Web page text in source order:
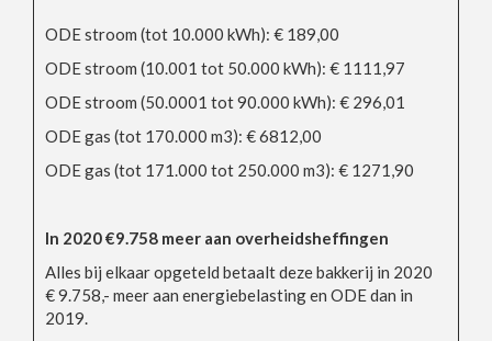
ODE stroom (tot 10.000 kWh): € 189,00
ODE stroom (10.001 tot 50.000 kWh): € 1111,97
ODE stroom (50.0001 tot 90.000 kWh): € 296,01
ODE gas (tot 170.000 m3): € 6812,00
ODE gas (tot 171.000 tot 250.000 m3): € 1271,90
In 2020 €9.758 meer aan overheidsheffingen
Alles bij elkaar opgeteld betaalt deze bakkerij in 2020
€ 9.758,- meer aan energiebelasting en ODE dan in
2019.